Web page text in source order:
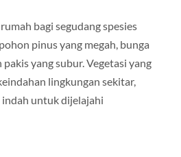
bagi segudang spesies
pinus yang megah, bunga
pakis yang subur. Vegetasi yang
lingkungan sekitar,
indah untuk dijelajahi